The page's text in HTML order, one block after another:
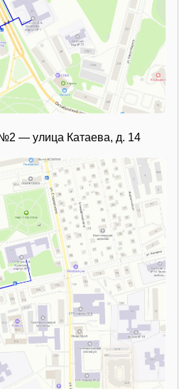
— улица Катаева, д. 14